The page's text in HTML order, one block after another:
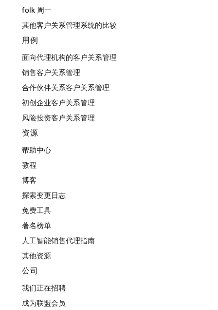
folk 周一
其他客户关系管理系统的比较
用例
面向代理机构的客户关系管理
销售客户关系管理
合作伙伴关系客户关系管理
初创企业客户关系管理
风险投资客户关系管理
资源
帮助中心
教程
博客
探索变更日志
免费工具
著名榜单
人工智能销售代理指南
其他资源
公司
我们正在招聘
成为联盟会员